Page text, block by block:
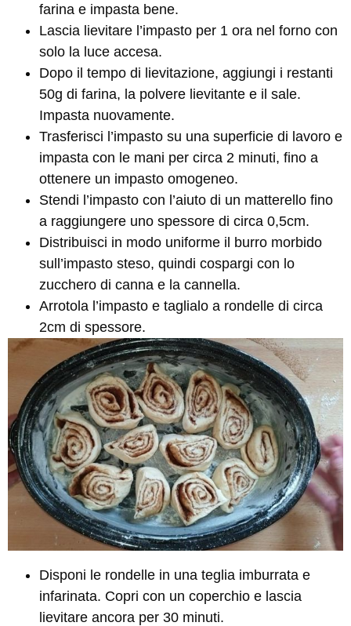
farina e impasta bene.
Lascia lievitare l’impasto per 1 ora nel forno con
solo la luce accesa.
Dopo il tempo di lievitazione, aggiungi i restanti
50g di farina, la polvere lievitante e il sale.
Impasta nuovamente.
Trasferisci l’impasto su una superficie di lavoro e
impasta con le mani per circa 2 minuti, fino a
ottenere un impasto omogeneo.
Stendi l’impasto con l’aiuto di un matterello fino
a raggiungere uno spessore di circa 0,5cm.
Distribuisci in modo uniforme il burro morbido
sull’impasto steso, quindi cospargi con lo
zucchero di canna e la cannella.
Arrotola l’impasto e taglialo a rondelle di circa
2cm di spessore.
Disponi le rondelle in una teglia imburrata e
infarinata. Copri con un coperchio e lascia
lievitare ancora per 30 minuti.